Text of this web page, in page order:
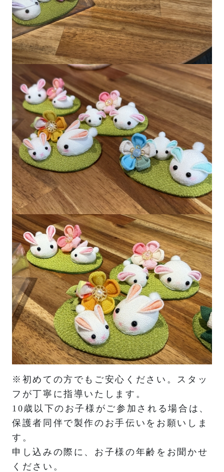
※初めての方でもご安心ください。スタッ
フが丁寧に指導いたします。
10歳以下のお子様がご参加される場合は、
保護者同伴で製作のお手伝いをお願いしま
す。
申し込みの際に、お子様の年齢をお聞かせ
ください。